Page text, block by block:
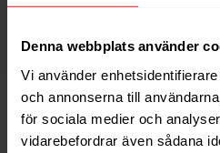
Denna webbplats använder
Vi använder
och annonserna till
för sociala medier och
vidarebefordrar även sådana
Läs mer